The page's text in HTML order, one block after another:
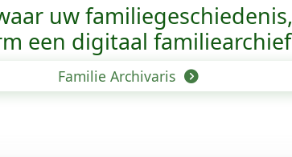
uw familie­geschiedenis,
een digitaal familiearchief
Familie Archivaris